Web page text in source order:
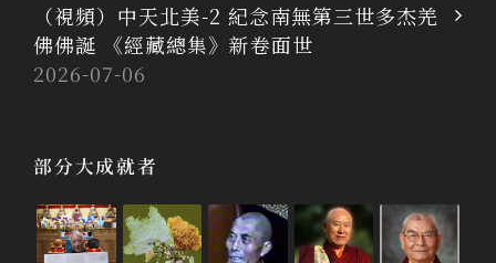
（視頻）中天北美-2 紀念南無第三世多杰羌
佛佛誕 《經藏總集》新卷面世
2026-07-06
部分大成就者